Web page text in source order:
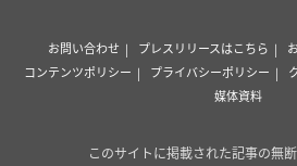
お問い合わせ プレスリリースはこちら
コンテンツポリシー
プライバシーポリシー
媒体資料
このサイトに掲載された記事の無断